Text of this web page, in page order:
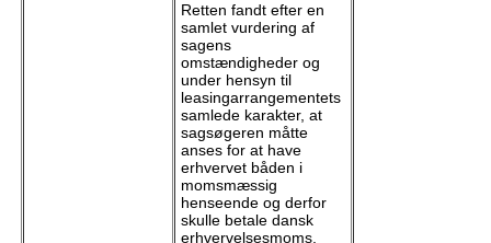
Retten fandt efter en
samlet vurdering af
sagens
omstændigheder og
under hensyn til
leasingarrangementets
samlede karakter, at
sagsøgeren måtte
anses for at have
erhvervet båden i
momsmæssig
henseende og derfor
skulle betale dansk
erhvervelsesmoms,